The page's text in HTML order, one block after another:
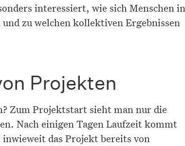
interessiert, wie sich Menschen in
zu welchen kollektiven Ergebnissen
Projekten
Zum Projektstart sieht man nur die
Nach einigen Tagen Laufzeit kommt
das Projekt bereits von